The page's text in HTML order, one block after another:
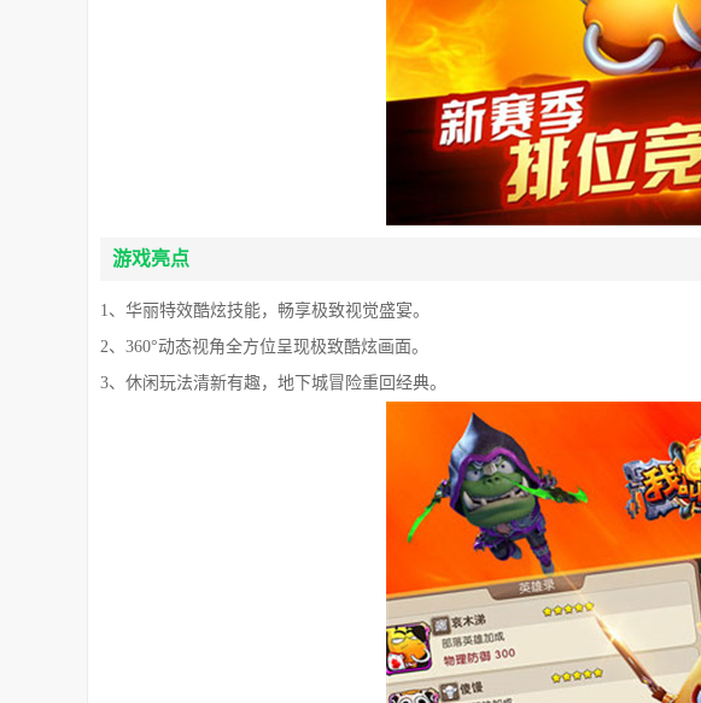
游戏亮点
1、华丽特效酷炫技能，畅享极致视觉盛宴。
2、360°动态视角全方位呈现极致酷炫画面。
3、休闲玩法清新有趣，地下城冒险重回经典。